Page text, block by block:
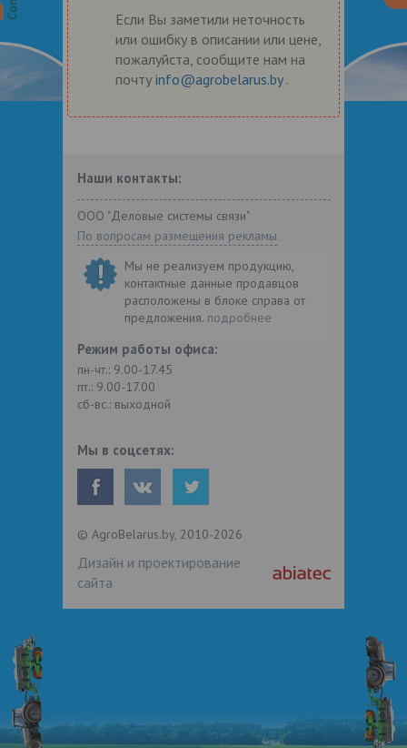
Если Вы заметили неточность
или ошибку в описании или цене,
пожалуйста, сообщите нам на
почту info@agrobelarus.by .
Наши контакты:
ООО "Деловые системы связи"
По вопросам размещения рекламы
Мы не реализуем продукцию,
контактные данные продавцов
расположены в блоке справа от
предложения. подробнее
Режим работы офиса:
пн-чт.: 9.00-17.45
пт.: 9.00-17.00
сб-вс.: выходной
Мы в соцсетях:
© AgroBelarus.by, 2010-2026
Дизайн и проектирование
сайта